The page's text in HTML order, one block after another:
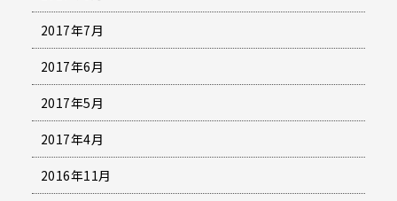
2017年7月
2017年6月
2017年5月
2017年4月
2016年11月